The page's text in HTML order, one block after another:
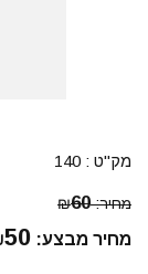
מק"ט : 140
מחיר: ₪60
מחיר מבצע: 50